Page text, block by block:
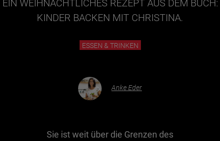
EIN WEIHNACHTLICHES REZEPT AUS DEM BUCH:
KINDER BACKEN MIT CHRISTINA.
ESSEN & TRINKEN
Anke Eder
Sie ist weit über die Grenzen des